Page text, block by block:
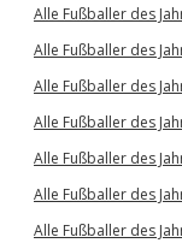
Alle Fußballer des
Alle Fußballer des
Alle Fußballer des
Alle Fußballer des
Alle Fußballer des
Alle Fußballer des
Alle Fußballer des